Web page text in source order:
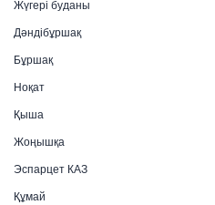
Жүгері буданы
Дәндібұршақ
Бұршақ
Ноқат
Қыша
Жоңышқа
Эспарцет КАЗ
Құмай